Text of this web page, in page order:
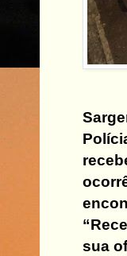
sua